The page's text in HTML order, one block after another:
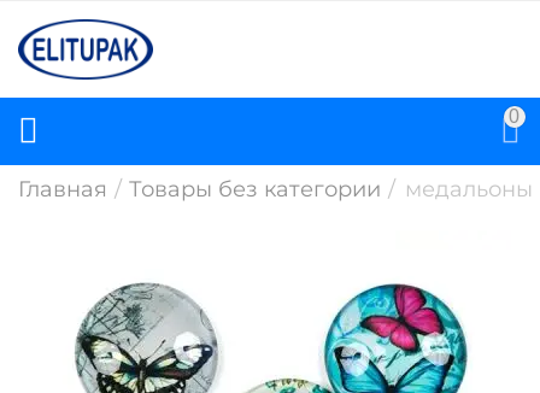
0
Главная / Товары без категории / медальоны